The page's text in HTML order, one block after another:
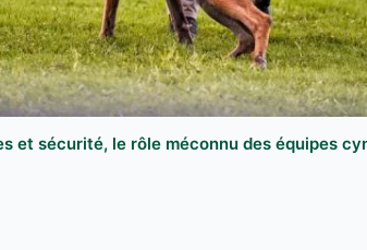
et sécurité, le rôle méconnu des équipes